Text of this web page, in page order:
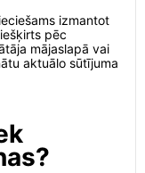
izmantot
pēc
mājaslapā vai
aktuālo sūtījuma